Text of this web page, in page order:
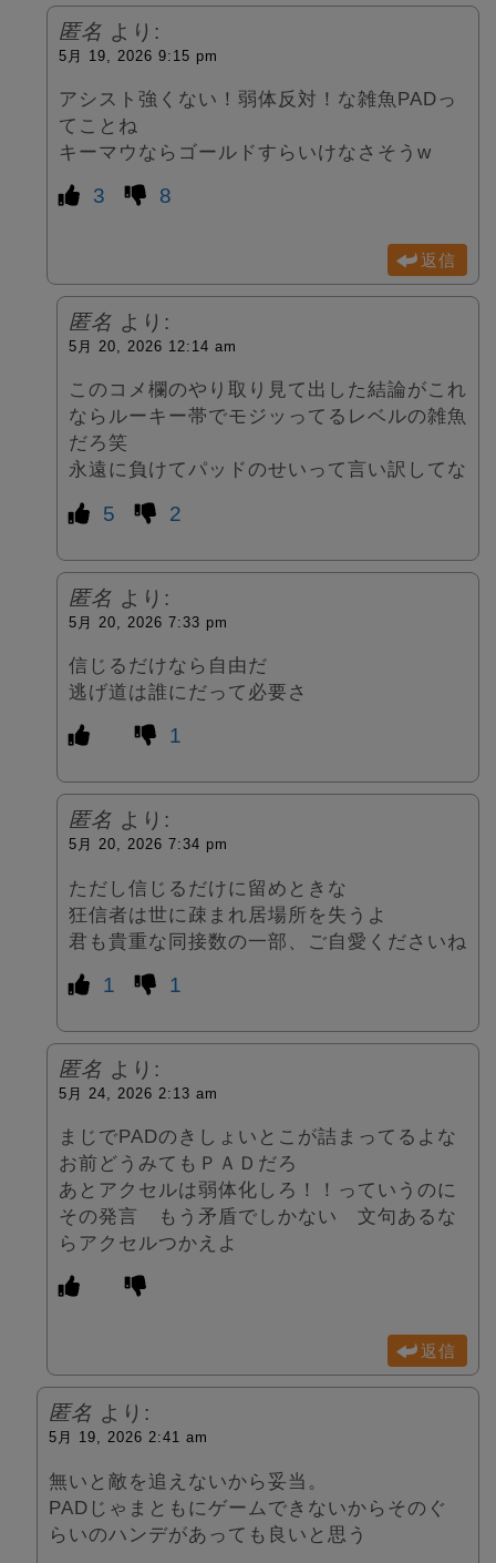
匿名 より:
5月 19, 2026 9:15 pm
アシスト強くない！弱体反対！な雑魚PADっ
てことね
キーマウならゴールドすらいけなさそうw
3 8
返信
匿名 より:
5月 20, 2026 12:14 am
このコメ欄のやり取り見て出した結論がこれ
ならルーキー帯でモジッってるレベルの雑魚
だろ笑
永遠に負けてパッドのせいって言い訳してな
5 2
匿名 より:
5月 20, 2026 7:33 pm
信じるだけなら自由だ
逃げ道は誰にだって必要さ
1
匿名 より:
5月 20, 2026 7:34 pm
ただし信じるだけに留めときな
狂信者は世に疎まれ居場所を失うよ
君も貴重な同接数の一部、ご自愛くださいね
1 1
匿名 より:
5月 24, 2026 2:13 am
まじでPADのきしょいとこが詰まってるよな
お前どうみてもＰＡＤだろ
あとアクセルは弱体化しろ！！っていうのに
その発言 もう矛盾でしかない 文句あるな
らアクセルつかえよ
返信
匿名 より:
5月 19, 2026 2:41 am
無いと敵を追えないから妥当。
PADじゃまともにゲームできないからそのぐ
らいのハンデがあっても良いと思う